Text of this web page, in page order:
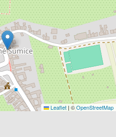
Leaflet | ©OpenStreetMap